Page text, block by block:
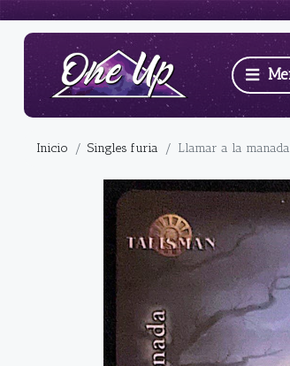
Inicio Singles furia Llamar a la manada